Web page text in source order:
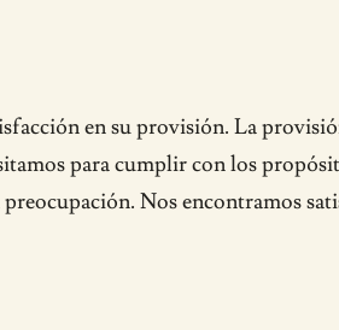
en su provisión. La
para cumplir con los
Nos encontramos